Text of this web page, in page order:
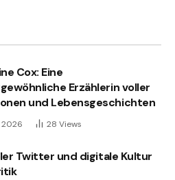
Cox: Eine
Erzählerin voller
und Lebensgeschichten
2026 28 Views
Twitter und digitale Kultur